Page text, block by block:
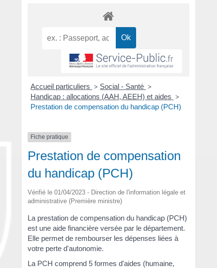
Accueil particuliers > Social - Santé >
Handicap : allocations (AAH, AEEH) et aides >
Prestation de compensation du handicap (PCH)
Fiche pratique
Prestation de compensation
du handicap (PCH)
Vérifié le 01/04/2023 - Direction de l'information légale et
administrative (Première ministre)
La prestation de compensation du handicap (PCH)
est une aide financière versée par le département.
Elle permet de rembourser les dépenses liées à
votre perte d'autonomie.
La PCH comprend 5 formes d'aides (humaine,